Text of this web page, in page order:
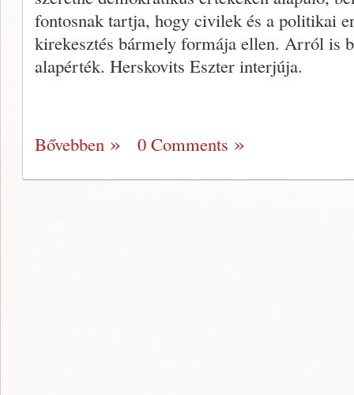
fontosnak tartja, hogy civilek és a politikai
kirekesztés bármely formája ellen. Arról is
alapérték. Herskovits Eszter interjúja.
Bővebben 0 Comments